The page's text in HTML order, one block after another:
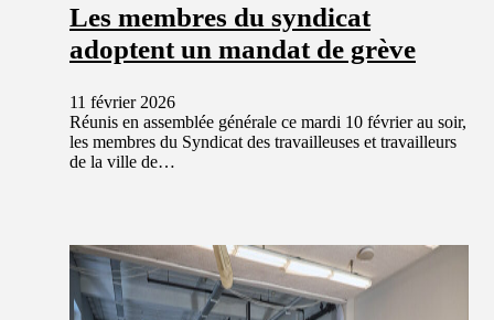
Les membres du syndicat
adoptent un mandat de grève
11 février 2026
Réunis en assemblée générale ce mardi 10 février au soir,
les membres du Syndicat des travailleuses et travailleurs
de la ville de…